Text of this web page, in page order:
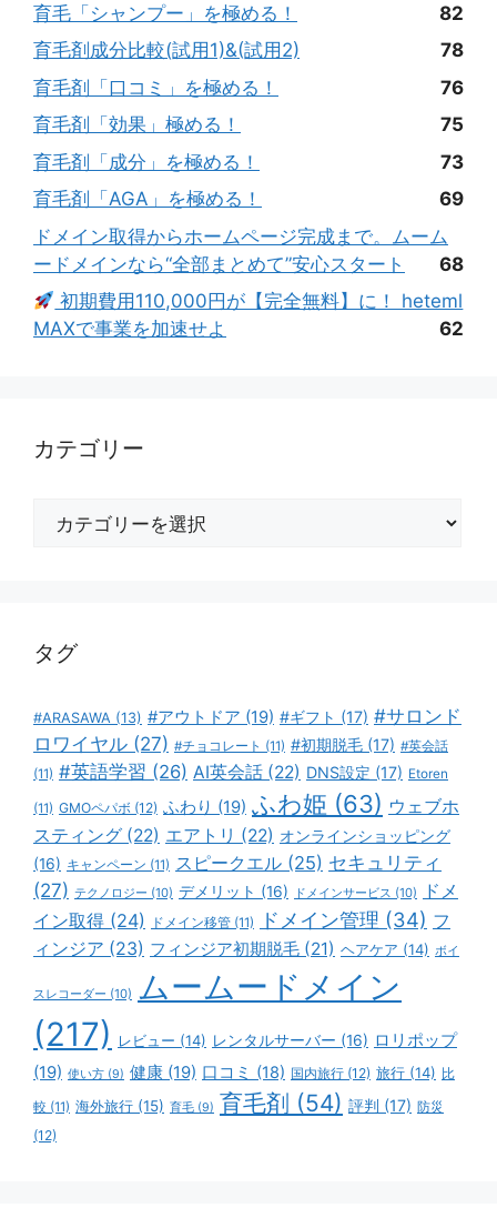
育毛「シャンプー」を極める！
82
育毛剤成分比較(試用1)&(試用2)
78
育毛剤「口コミ」を極める！
76
育毛剤「効果」極める！
75
育毛剤「成分」を極める！
73
育毛剤「AGA」を極める！
69
ドメイン取得からホームページ完成まで。ムーム
ードメインなら“全部まとめて”安心スタート
68
初期費用110,000円が【完全無料】に！ heteml
MAXで事業を加速せよ
62
カテゴリー
タグ
#ARASAWA (13) #アウトドア (19) #ギフト (17) #サロンド
ロワイヤル (27) #チョコレート (11) #初期脱毛 (17) #英会話
(11) #英語学習 (26) AI英会話 (22) DNS設定 (17) Etoren
(11) GMOペパボ (12) ふわり (19) ふわ姫 (63) ウェブホ
スティング (22) エアトリ (22) オンラインショッピング
(16) キャンペーン (11) スピークエル (25) セキュリティ
(27) テクノロジー (10) デメリット (16) ドメインサービス (10)
ドメ
イン取得 (24) ドメイン移管 (11) ドメイン管理 (34) フ
ィンジア (23) フィンジア初期脱毛 (21) ヘアケア (14) ボイ
スレコーダー (10) ムームードメイン
(217)
レビュー (14) レンタルサーバー (16) ロリポップ
(19) 使い方 (9) 健康 (19) 口コミ (18) 国内旅行 (12) 旅行 (14) 比
較 (11) 海外旅行 (15) 育毛 (9) 育毛剤 (54) 評判 (17) 防災
(12)